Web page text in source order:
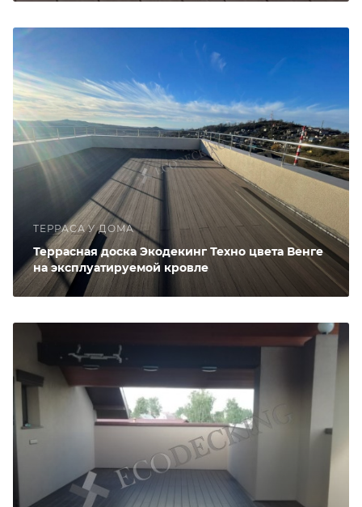
ТЕРРАСА У ДОМА
Террасная доска Экодекинг Техно цвета Венге
на эксплуатируемой кровле